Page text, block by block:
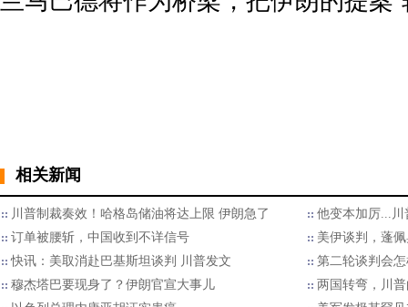
相关新闻
川普制裁奏效！哈格岛储油将达上限 伊朗急了
他变本加厉...川
订单被腰斩，中国收到不详信号
美伊谈判，蓬
快讯：美取消赴巴基斯坦谈判 川普发文
第二轮谈判会
穆杰塔巴要现身了？伊朗官宣大事儿
两国转弯，川